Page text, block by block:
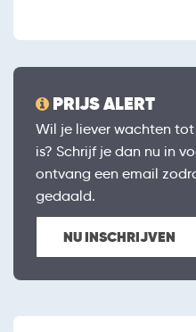
PRIJS ALERT
Wil je liever wachten
is? Schrijf je dan nu in
ontvang een email
gedaald.
NU INSCHRIJVEN